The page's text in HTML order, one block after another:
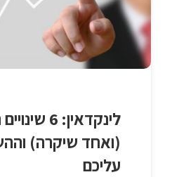
לינקדאין:
(ואחד שיקרה)
עליכם